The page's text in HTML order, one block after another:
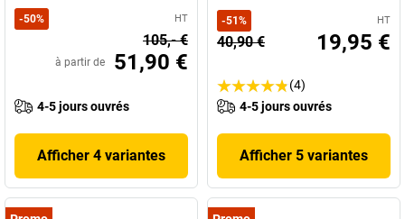
-50% HT
105,- €
à partir de 51,90 €
4-5 jours ouvrés
Afficher 4 variantes
-51 % HT
40,90 € 19,95 €
(4)
4-5 jours ouvrés
Afficher 5 variantes